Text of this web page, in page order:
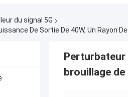
du signal 5G
De Sortie De 40W, Un Rayon
Perturbateur
brouillage